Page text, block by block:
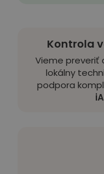
Kontrola
Vieme preveriť
lokálny
podpora